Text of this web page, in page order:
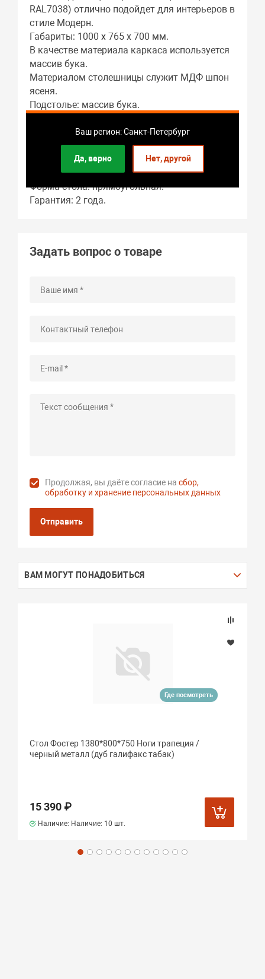
Ваш регион: Санкт-Петербург
Да, верно Нет, другой
RAL7038) отлично подойдет для интерьеров в
стиле Модерн.
Габариты: 1000 x 765 x 700 мм.
В качестве материала каркаса используется
массив бука.
Материалом столешницы служит МДФ шпон
ясеня.
Подстолье: массив бука.
этого предмета мебели.
Длина стола в разложенном виде: 1400 мм.
В собранном виде длина стола составляет:
1000 мм.
Форма стола: прямоугольная.
Гарантия: 2 года.
Задать вопрос о товаре
Продолжая, вы даёте согласие насбор,
обработку и хранение персональных данных
Отправить
ВАМ МОГУТ ПОНАДОБИТЬСЯ
Где посмотреть
Стол Фостер 1380*800*750 Ноги трапеция /
черный металл (дуб галифакс табак)
15 390 ₽
Наличие: Наличие: 10 шт.